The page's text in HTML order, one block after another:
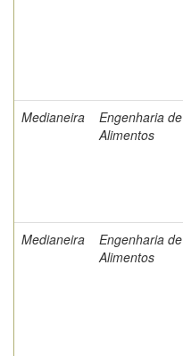
Medianeira
Engenharia de
Alimentos
Medianeira
Engenharia de
Alimentos